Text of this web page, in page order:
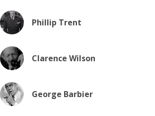
Phillip Trent
Clarence Wilson
George Barbier